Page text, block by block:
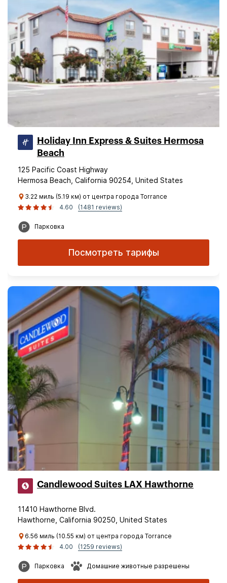
Holiday Inn Express & Suites Hermosa
Beach
125 Pacific Coast Highway
Hermosa Beach, California 90254, United States
3.22 миль (5.19 км) от центра города Torrance
4.60
(1481 reviews)
Парковка
Посмотреть тарифы
Candlewood Suites LAX Hawthorne
11410 Hawthorne Blvd.
Hawthorne, California 90250, United States
6.56 миль (10.55 км) от центра города Torrance
4.00
(1259 reviews)
Парковка Домашние животные разрешены